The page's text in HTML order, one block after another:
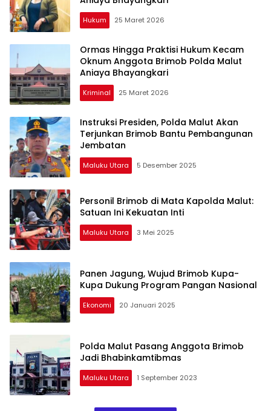
Hukum 25 Maret 2026
Ormas Hingga Praktisi Hukum Kecam
Oknum Anggota Brimob Polda Malut
Aniaya Bhayangkari
Kriminal 25 Maret 2026
Instruksi Presiden, Polda Malut Akan
Terjunkan Brimob Bantu Pembangunan
Jembatan
Maluku Utara 5 Desember 2025
Personil Brimob di Mata Kapolda Malut:
Satuan Ini Kekuatan Inti
Maluku Utara 3 Mei 2025
Panen Jagung, Wujud Brimob Kupa-
Kupa Dukung Program Pangan Nasional
Ekonomi 20 Januari 2025
Polda Malut Pasang Anggota Brimob
Jadi Bhabinkamtibmas
Maluku Utara 1 September 2023